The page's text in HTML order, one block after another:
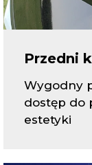
Przedni
Wygodny
dostęp do
estetyki